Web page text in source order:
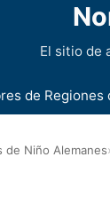
El sitio de
de Regiones
de Niño Alemanes›